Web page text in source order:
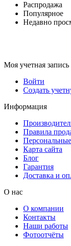
Распродажа
Популярное
Недавно
Моя учетная запись
Войти
Создать
Информация
Правила
Карта сайта
Блог
Гарантия
Доставка и
О нас
О компании
Контакты
Наши работы
Фотоотчёты